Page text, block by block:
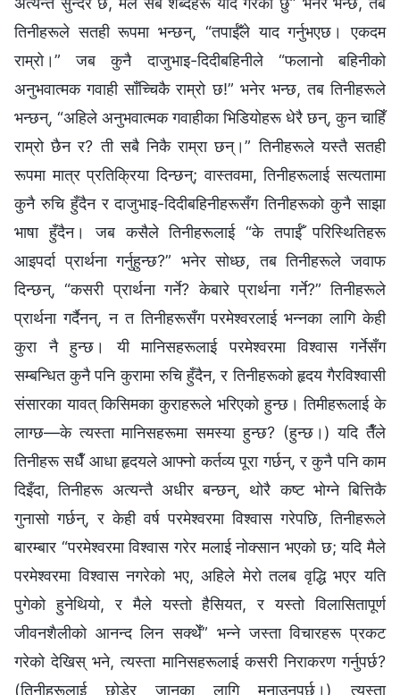
तिनीहरूले सतही रूपमा भन्छन्, “तपाईँले याद गर्नुभएछ। एकदम
राम्रो।” जब कुनै दाजुभाइ-दिदीबहिनीले “फलानो बहिनीको
अनुभवात्मक गवाही साँच्चिकै राम्रो छ!” भनेर भन्छ, तब तिनीहरूले
भन्छन्, “अहिले अनुभवात्मक गवाहीका भिडियोहरू धेरै छन्, कुन चाहिँ
राम्रो छैन र? ती सबै निकै राम्रा छन्।” तिनीहरूले यस्तै सतही
रूपमा मात्र प्रतिक्रिया दिन्छन्; वास्तवमा, तिनीहरूलाई सत्यतामा
कुनै रुचि हुँदैन र दाजुभाइ-दिदीबहिनीहरूसँग तिनीहरूको कुनै साझा
भाषा हुँदैन। जब कसैले तिनीहरूलाई “के तपाईँ परिस्थितिहरू
आइपर्दा प्रार्थना गर्नुहुन्छ?” भनेर सोध्छ, तब तिनीहरूले जवाफ
दिन्छन्, “कसरी प्रार्थना गर्ने? केबारे प्रार्थना गर्ने?” तिनीहरूले
प्रार्थना गर्दैनन्, न त तिनीहरूसँग परमेश्‍वरलाई भन्नका लागि केही
कुरा नै हुन्छ। यी मानिसहरूलाई परमेश्‍वरमा विश्‍वास गर्नेसँग
सम्बन्धित कुनै पनि कुरामा रुचि हुँदैन, र तिनीहरूको हृदय गैरविश्‍वासी
संसारका यावत् किसिमका कुराहरूले भरिएको हुन्छ। तिमीहरूलाई के
लाग्छ—के त्यस्ता मानिसहरूमा समस्या हुन्छ? (हुन्छ।) यदि तैँले
तिनीहरू सधैँ आधा हृदयले आफ्नो कर्तव्य पूरा गर्छन्, र कुनै पनि काम
दिइँदा, तिनीहरू अत्यन्तै अधीर बन्छन्, थोरै कष्ट भोग्ने बित्तिकै
गुनासो गर्छन्, र केही वर्ष परमेश्‍वरमा विश्‍वास गरेपछि, तिनीहरूले
बारम्बार “परमेश्‍वरमा विश्‍वास गरेर मलाई नोक्सान भएको छ; यदि मैले
परमेश्‍वरमा विश्‍वास नगरेको भए, अहिले मेरो तलब वृद्धि भएर यति
पुगेको हुनेथियो, र मैले यस्तो हैसियत, र यस्तो विलासितापूर्ण
जीवनशैलीको आनन्द लिन सक्थेँ” भन्ने जस्ता विचारहरू प्रकट
गरेको देखिस् भने, त्यस्ता मानिसहरूलाई कसरी निराकरण गर्नुपर्छ?
(तिनीहरूलाई छोडेर जानका लागि मनाउनुपर्छ।) त्यस्ता